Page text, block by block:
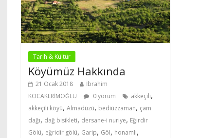
Tarih & Kültür
Köyümüz Hakkında
21 Ocak 2018
İbrahim
KOCAKERİMOĞLU
0 yorum akkeçili,
akkeçili köyü,Almadüzü, bediüzzaman, çam
dağı, dağ bisikleti, dersane-i nuriye, Eğirdir
Gölü, eğridir gölü, Garip, Göl, honamlı,